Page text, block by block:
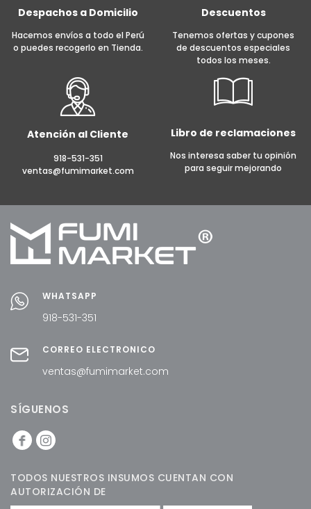
Despachos a Domicilio
Hacemos envíos a todo el Perú
o puedes recogerlo en Tienda.
Descuentos
Tenemos ofertas y cupones
de descuentos especiales
todos los meses.
Atención al Cliente
918-531-351
ventas@fumimarket.com
Libro de reclamaciones
Nos interesa saber tu opinión
para seguir mejorando
WHATSAPP
918-531-351
CORREO ELECTRÓNICO
ventas@fumimarket.com
SÍGUENOS
TODOS NUESTROS INSUMOS CUENTAN CON
AUTORIZACIÓN DE